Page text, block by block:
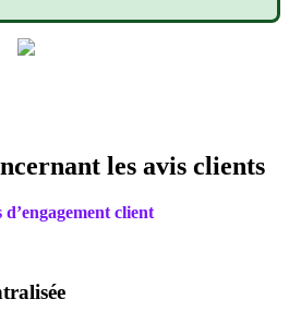
les avis clients
client